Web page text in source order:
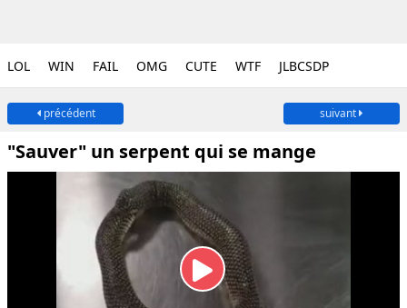
LOL WIN FAIL OMG CUTE WTF JLBCSDP
précédent suivant
"Sauver" un serpent qui se mange